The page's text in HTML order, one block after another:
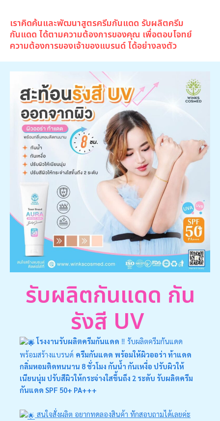
เราคิดค้นและพัฒนาสูตรครีมกันแดด รับผลิตครีม
กันแดด ได้ตามความต้องการของคุณ เพื่อตอบโจทย์
ความต้องการของเจ้าของแบรนด์ ได้อย่างลงตัว
รับผลิตกันแดด กัน
รังสี UVผว
โรงงานรับผลิตครีมกันแดด ‼ รับผลิตครีมกันแดด
พร้อมสร้างแบรนด์ ครีมกันแดด พร้อมให้ผิวออร่า ท้าแดด
กลิ่มหอมติดทนนาน 8 ชั่วโมง กันน้ำ กันเหงื่อ ปรับผิวให้
เนียนนุ่ม ปรับสีผิวให้กระจ่างใสขึ้นถึง 2 ระดับ รับผลิตครีม
กันแดด SPF 50+ PA+++
สนใจสั่งผลิต อยากทดลองสินค้า ทักสอบถามได้เลยค่ะ